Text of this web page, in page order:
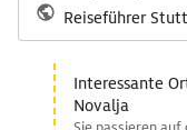
Reiseführer
Interessante
Novalja